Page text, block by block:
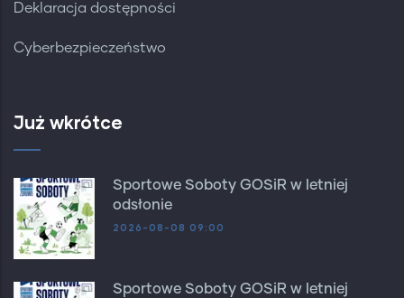
Deklaracja dostępności
Cyberbezpieczeństwo
Już wkrótce
Sportowe Soboty GOSiR w letniej
odsłonie
2026-08-08 09:00
Sportowe Soboty GOSiR w letniej